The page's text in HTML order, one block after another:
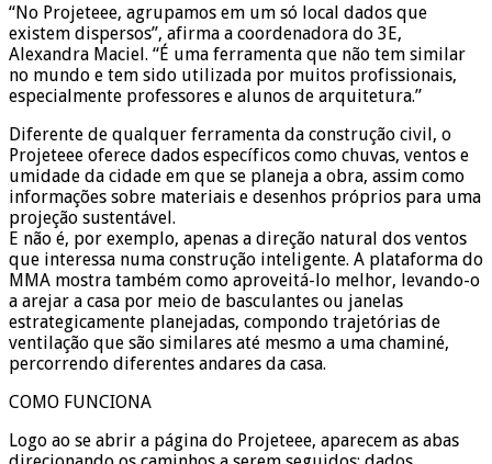
“No Projeteee, agrupamos em um só local dados que
existem dispersos”, afirma a coordenadora do 3E,
Alexandra Maciel. “É uma ferramenta que não tem similar
no mundo e tem sido utilizada por muitos profissionais,
especialmente professores e alunos de arquitetura.”
Diferente de qualquer ferramenta da construção civil, o
Projeteee oferece dados específicos como chuvas, ventos e
umidade da cidade em que se planeja a obra, assim como
informações sobre materiais e desenhos próprios para uma
projeção sustentável.
E não é, por exemplo, apenas a direção natural dos ventos
que interessa numa construção inteligente. A plataforma do
MMA mostra também como aproveitá-lo melhor, levando-o
a arejar a casa por meio de basculantes ou janelas
estrategicamente planejadas, compondo trajetórias de
ventilação que são similares até mesmo a uma chaminé,
percorrendo diferentes andares da casa.
COMO FUNCIONA
Logo ao se abrir a página do Projeteee, aparecem as abas